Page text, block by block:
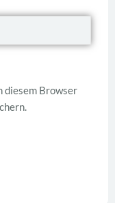
diesem Browser